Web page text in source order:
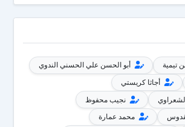
تيمية
أبو الحسن علي الحسني الندوي
أجاثا كريستي
نجيب محفوظ
محمد عمارة